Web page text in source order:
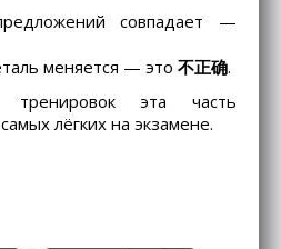
совпадает —
меняется — это不正确.
тренировок эта часть
лёгких на экзамене.